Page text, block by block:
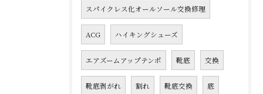
スパイクレス化オールソール交換修理
ACG ハイキングシューズ
エアズームアップテンポ 靴底 交換
靴底剥がれ 割れ 靴底交換 底